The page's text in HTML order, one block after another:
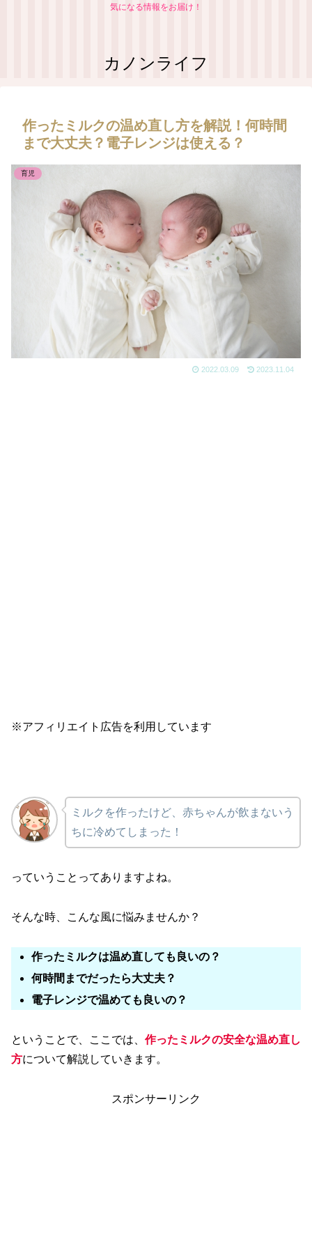
気になる情報をお届け！
カノンライフ
作ったミルクの温め直し方を解説！何時間
まで大丈夫？電子レンジは使える？
育児
2022.03.09 2023.11.04
※アフィリエイト広告を利用しています
ミルクを作ったけど、赤ちゃんが飲まないう
ちに冷めてしまった！
っていうことってありますよね。
そんな時、こんな風に悩みませんか？
作ったミルクは温め直しても良いの？
何時間までだったら大丈夫？
電子レンジで温めても良いの？
ということで、ここでは、 作ったミルクの安全な温め直し
方について解説していきます。
スポンサーリンク